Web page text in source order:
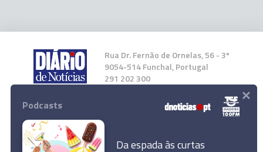
Rua Dr. Fernão de Ornelas, 56 - 3º
9054-514 Funchal, Portugal
291 202 300
Instale a nossa App
Podcasts
Da espada às curtas
×